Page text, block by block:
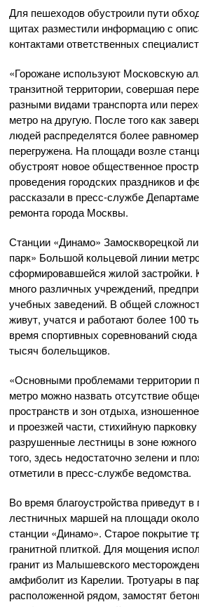
Для пешеходов обустроили пути
щитах разместили информацию с
контактами ответственных
«Горожане используют Московскую
транзитной территории, совершая
разными видами транспорта или
метро на другую. После того как
людей распределятся более
перегружена. На площади возле
обустроят новое общественное
проведения городских праздников и
рассказали в пресс-службе
ремонта города Москвы.
Станции «Динамо» Замоскворецкой
парк» Большой кольцевой линии
сформировавшейся жилой застройки.
много различных учреждений,
учебных заведений. В общей
живут, учатся и работают более 100
время спортивных соревнований
тысяч болельщиков.
«Основными проблемами территории
метро можно назвать отсутствие
пространств и зон отдыха,
и проезжей части, стихийную
разрушенные лестницы в зоне
того, здесь недостаточно зелени и
отметили в пресс-службе ведомства.
Во время благоустройства приведут
лестничных маршей на площади
станции «Динамо». Старое покрытие
гранитной плиткой. Для мощения
гранит из Малышевского
амфиболит из Карелии. Тротуары в
расположенной рядом, замостят